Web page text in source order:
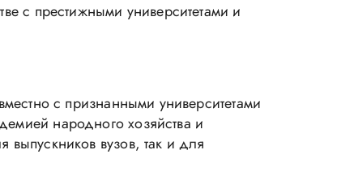
с престижными университетами и
с признанными университетами
народного хозяйства и
вузов, так и для